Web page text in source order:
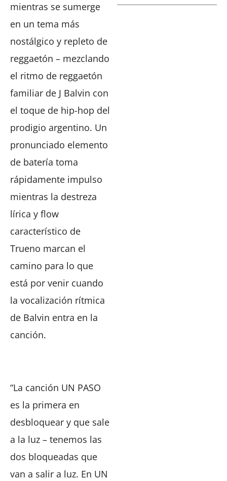
mientras se sumerge
en un tema más
nostálgico y repleto de
reggaetón – mezclando
el ritmo de reggaetón
familiar de J Balvin con
el toque de hip-hop del
prodigio argentino. Un
pronunciado elemento
de batería toma
rápidamente impulso
mientras la destreza
lírica y flow
característico de
Trueno marcan el
camino para lo que
está por venir cuando
la vocalización rítmica
de Balvin entra en la
canción.
“La canción UN PASO
es la primera en
desbloquear y que sale
a la luz – tenemos las
dos bloqueadas que
van a salir a luz. En UN